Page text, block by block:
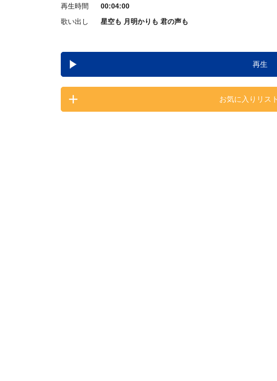
再生時間
00:04:00
歌い出し
星空も 月明かりも 君の声も
再生
お気に入りリス